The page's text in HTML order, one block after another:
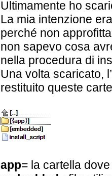
Ultimamente ho
La mia intenzione
perché non
non sapevo cosa
nella procedura di
Una volta scaricato,
restituito queste
app= la cartella